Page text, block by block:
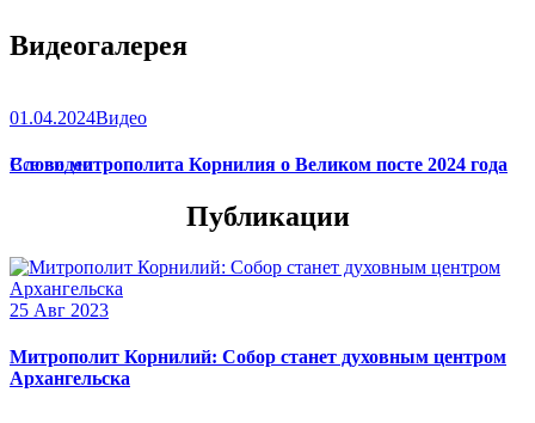
Видеогалерея
01.04.2024Видео
Слово митрополита Корнилия о Великом посте 2024 года
Все видео
Публикации
25 Авг 2023
Митрополит Корнилий: Собор станет духовным центром
Архангельска